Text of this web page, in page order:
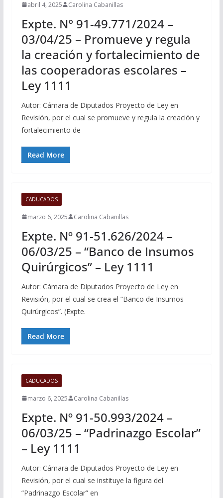
abril 4, 2025 Carolina Cabanillas
Expte. N° 91-49.771/2024 –
03/04/25 – Promueve y regula
la creación y fortalecimiento de
las cooperadoras escolares –
Ley 1111
Autor: Cámara de Diputados Proyecto de Ley en
Revisión, por el cual se promueve y regula la creación y
fortalecimiento de
Read More
CADUCADOS
marzo 6, 2025 Carolina Cabanillas
Expte. Nº 91-51.626/2024 –
06/03/25 – “Banco de Insumos
Quirúrgicos” – Ley 1111
Autor: Cámara de Diputados Proyecto de Ley en
Revisión, por el cual se crea el “Banco de Insumos
Quirúrgicos”. (Expte.
Read More
CADUCADOS
marzo 6, 2025 Carolina Cabanillas
Expte. Nº 91-50.993/2024 –
06/03/25 – “Padrinazgo Escolar”
– Ley 1111
Autor: Cámara de Diputados Proyecto de Ley en
Revisión, por el cual se instituye la figura del
“Padrinazgo Escolar” en